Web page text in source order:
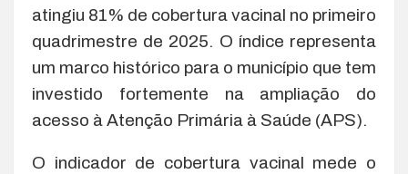
atingiu 81% de cobertura vacinal no primeiro
quadrimestre de 2025. O índice representa
um marco histórico para o município que tem
investido fortemente na ampliação do
acesso à Atenção Primária à Saúde (APS).
O indicador de cobertura vacinal mede o